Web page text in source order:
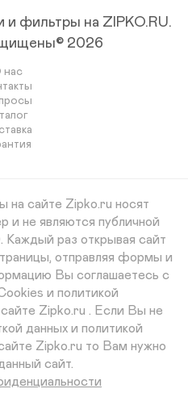
и фильтры на ZIPKO.RU.
2026
нас
на сайте Zipko.ru носят
и не являются публичной
раз открывая сайт
отправляя формы и
Вы соглашаетесь с
и политикой
Zipko.ru . Если Вы не
данных и политикой
Zipko.ru то Вам нужно
сайт.